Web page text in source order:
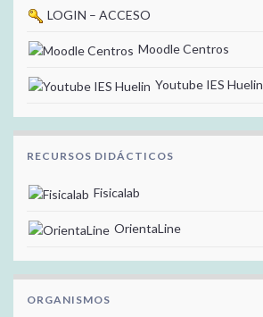
LOGIN – ACCESO
Moodle Centros
Youtube IES Huelin
RECURSOS DIDÁCTICOS
Fisicalab
OrientaLine
ORGANISMOS